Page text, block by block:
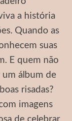
a história
Quando as
suas
E quem não
álbum de
risadas?
imagens